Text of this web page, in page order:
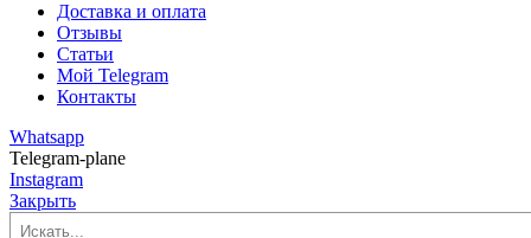
Доставка и оплата
Отзывы
Статьи
Мой Telegram
Контакты
Whatsapp
Telegram-plane
Instagram
Закрыть
Поиск